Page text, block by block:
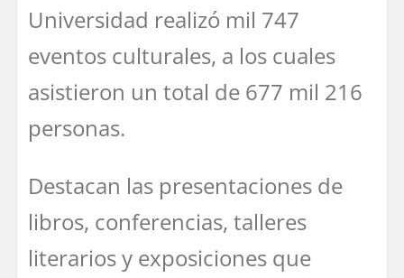
Universidad realizó mil 747
eventos culturales, a los cuales
asistieron un total de 677 mil 216
personas.
Destacan las presentaciones de
libros, conferencias, talleres
literarios y exposiciones que